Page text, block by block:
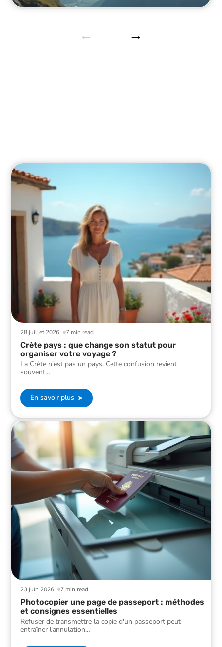
7 min read
28 juillet 2026
Crète pays : que change son statut pour
organiser votre voyage ?
La Crète n'est pas un pays. Cette confusion revient
souvent…
En savoir plus
7 min read
23 juin 2026
Photocopier une page de passeport : méthodes
et consignes essentielles
Refuser de transmettre la copie d'un passeport peut
entraîner l'annulation…